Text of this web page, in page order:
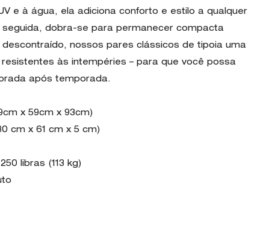
e à água, ela adiciona conforto e estilo a qualquer
dobra-se para permanecer compacta
nossos pares clássicos de tipoia uma
às intempéries – para que você possa
após temporada.
x 59cm x 93cm)
cm x 61 cm x 5 cm)
libras (113 kg)